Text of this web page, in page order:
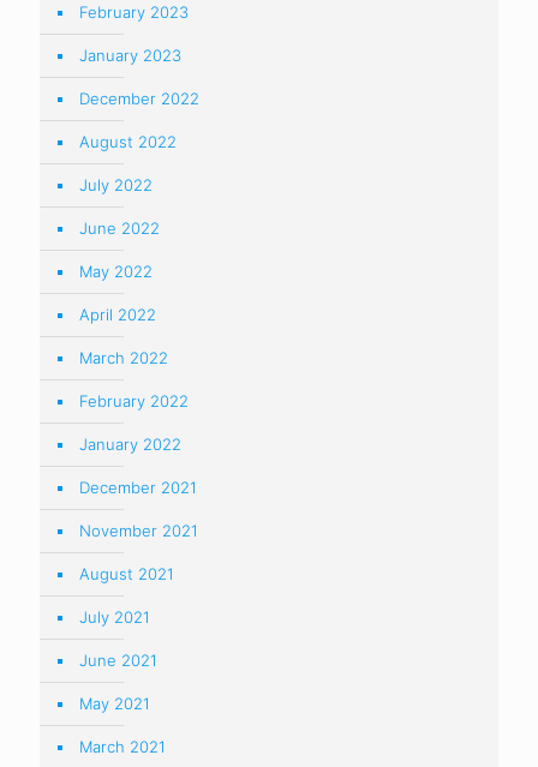
February 2023
January 2023
December 2022
August 2022
July 2022
June 2022
May 2022
April 2022
March 2022
February 2022
January 2022
December 2021
November 2021
August 2021
July 2021
June 2021
May 2021
March 2021